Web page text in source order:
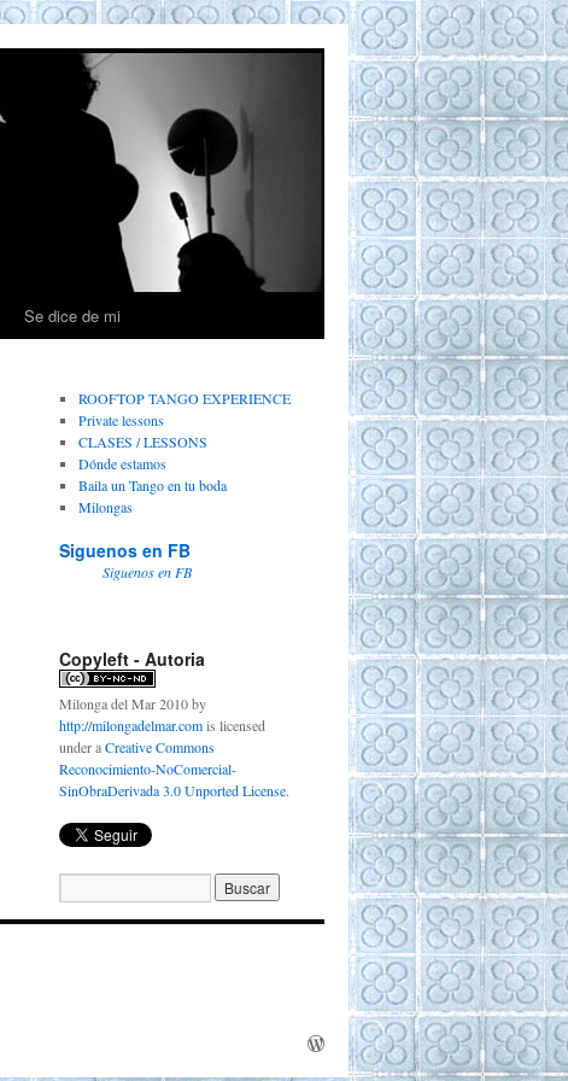
Se dice de mi
ROOFTOP TANGO EXPERIENCE
Private lessons
CLASES / LESSONS
Dónde estamos
Baila un Tango en tu boda
Milongas
Siguenos en FB
Siguenos en FB
Copyleft - Autoria
Milonga del Mar 2010by
http://milongadelmar.comis licensed
under aCreative Commons
Reconocimiento-NoComercial-
SinObraDerivada 3.0 Unported License.